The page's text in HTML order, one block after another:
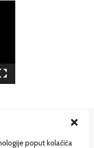
poput kolačića